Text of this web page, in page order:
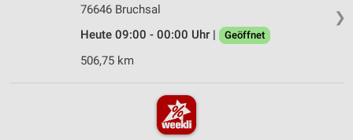
❯
76646 Bruchsal
Heute 09:00 - 00:00 Uhr |
Geöffnet
506,75 km